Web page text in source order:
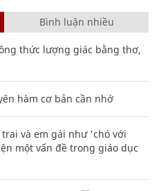
Bình luận nhiều
thức lượng giác bằng thơ,
hàm cơ bản cần nhớ
và em gái như 'chó với
một vấn đề trong giáo dục